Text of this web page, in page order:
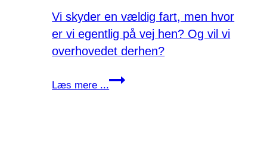
Vi skyder en vældig fart, men hvor
er vi egentlig på vej hen? Og vil vi
overhovedet derhen?
Læs mere ...
Vi